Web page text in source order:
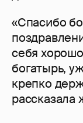
«Спасибо
себя
богатырь,
крепко